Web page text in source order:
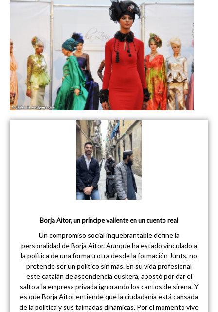
Borja Aitor, un príncipe valiente en un cuento real
Un compromiso social inquebrantable define la
personalidad de Borja Aitor. Aunque ha estado vinculado a
la política de una forma u otra desde la formación Junts, no
pretende ser un político sin más. En su vida profesional
este catalán de ascendencia euskera, apostó por dar el
salto a la empresa privada ignorando los cantos de sirena. Y
es que Borja Aitor entiende que la ciudadanía está cansada
de la política y sus taimadas dinámicas. Por el momento vive